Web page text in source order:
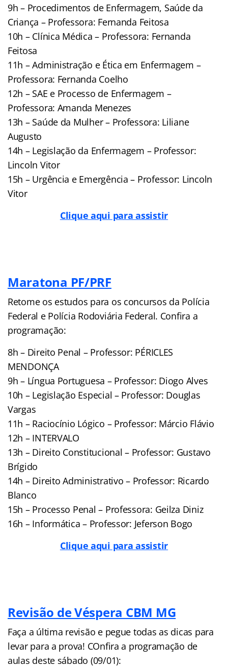
9h – Procedimentos de Enfermagem, Saúde da
Criança – Professora: Fernanda Feitosa
10h – Clínica Médica – Professora: Fernanda
Feitosa
11h – Administração e Ética em Enfermagem –
Professora: Fernanda Coelho
12h – SAE e Processo de Enfermagem –
Professora: Amanda Menezes
13h – Saúde da Mulher – Professora: Liliane
Augusto
14h – Legislação da Enfermagem – Professor:
Lincoln Vitor
15h – Urgência e Emergência – Professor: Lincoln
Vitor
Clique aqui para assistir
Maratona PF/PRF
Retome os estudos para os concursos da Polícia
Federal e Polícia Rodoviária Federal. Confira a
programação:
8h – Direito Penal – Professor: PÉRICLES
MENDONÇA
9h – Língua Portuguesa – Professor: Diogo Alves
10h – Legislação Especial – Professor: Douglas
Vargas
11h – Raciocínio Lógico – Professor: Márcio Flávio
12h – INTERVALO
13h – Direito Constitucional – Professor: Gustavo
Brígido
14h – Direito Administrativo – Professor: Ricardo
Blanco
15h – Processo Penal – Professora: Geilza Diniz
16h – Informática – Professor: Jeferson Bogo
Clique aqui para assistir
Revisão de Véspera CBM MG
Faça a última revisão e pegue todas as dicas para
levar para a prova! COnfira a programação de
aulas deste sábado (09/01):